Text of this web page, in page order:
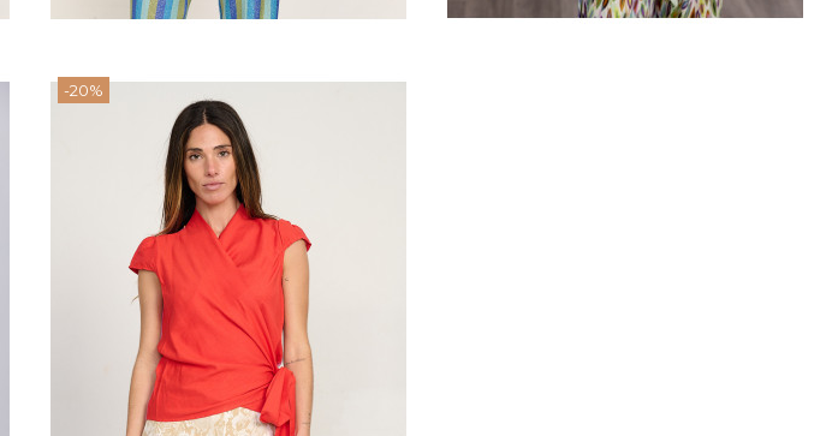
-20%
BLUSA CRUZADA CON RAYAS LUREX
58,24 € 72,80 €
Añadir al carrito